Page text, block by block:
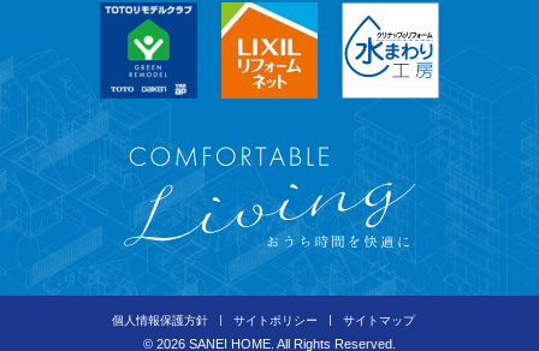
個人情報保護方針 サイトポリシー サイトマップ
© 2026 SANEI HOME. All Rights Reserved.